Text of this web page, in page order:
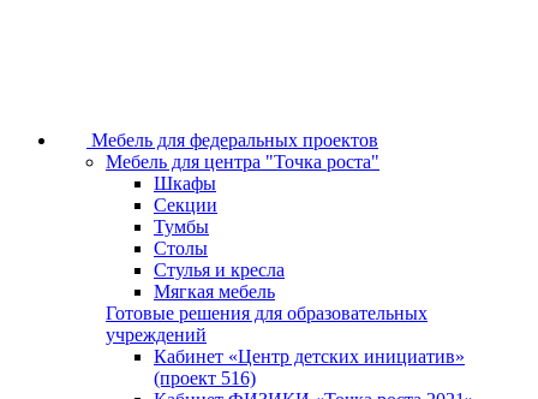
Мебель для федеральных проектов
Мебель для центра "Точка роста"
Шкафы
Секции
Тумбы
Столы
Стулья и кресла
Мягкая мебель
Готовые решения для образовательных
учреждений
Кабинет «Центр детских инициатив»
(проект 516)